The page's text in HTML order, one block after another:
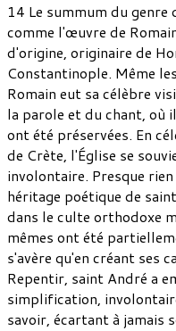
14 Le summum du
comme l'œuvre de
d'origine, originaire de
Constantinople. Même
Romain eut sa célèbre
la parole et du chant, où
ont été préservées. En
de Crète, l'Église se
involontaire. Presque
héritage poétique de
dans le culte orthodoxe
mêmes ont été
s'avère qu'en créant ses
Repentir, saint André a
simplification,
savoir, écartant à jamais